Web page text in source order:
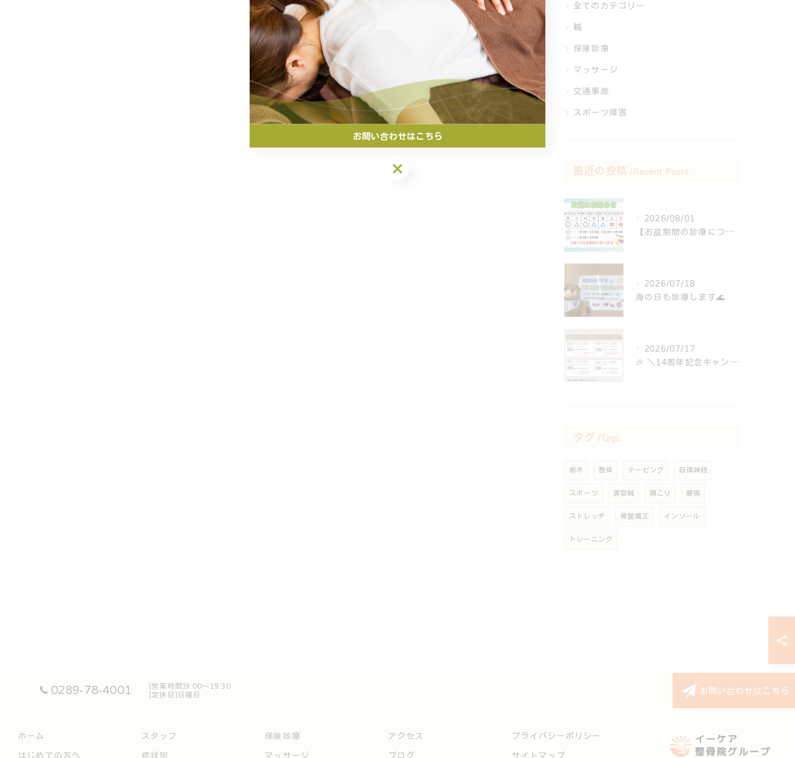
全てのカテゴリー
鍼
保険診療
マッサージ
交通事故
スポーツ障害
最近の投稿 Recent Posts
2026/08/01
【お盆期間の診療について🎑】
2026/07/18
海の日も診療します🌊
2026/07/17
⁡🎉 ＼14周年記念キャンペーン開催中！／ 🎉
タグ Tags
栃木 整体 テーピング 自律神経
スポーツ 美容鍼 肩こり 腰痛
ストレッチ 骨盤矯正 インソール
トレーニング
0289-78-4001
[営業時間]9:00～19:30
[定休日]日曜日
お問い合わせはこちら
ホーム
はじめての方へ
スタッフ
症状別
保険診療
マッサージ
アクセス
ブログ
プライバシーポリシー
サイトマップ
お問い合わせはこちら
お問い合わせはこちら